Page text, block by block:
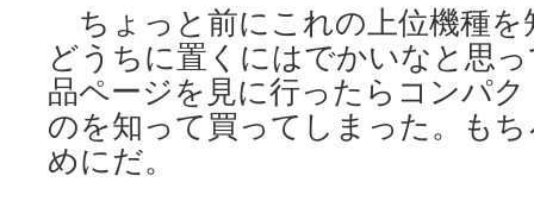
ちょっと前にこれの上位機種
どうちに置くにはでかいなと思
品ページを見に行ったらコンパ
のを知って買ってしまった。も
めにだ。